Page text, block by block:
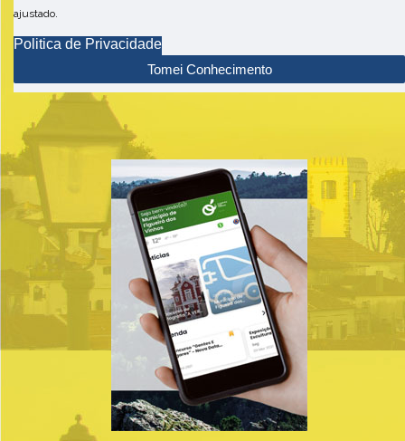
ajustado.
Politica de Privacidade
Tomei Conhecimento